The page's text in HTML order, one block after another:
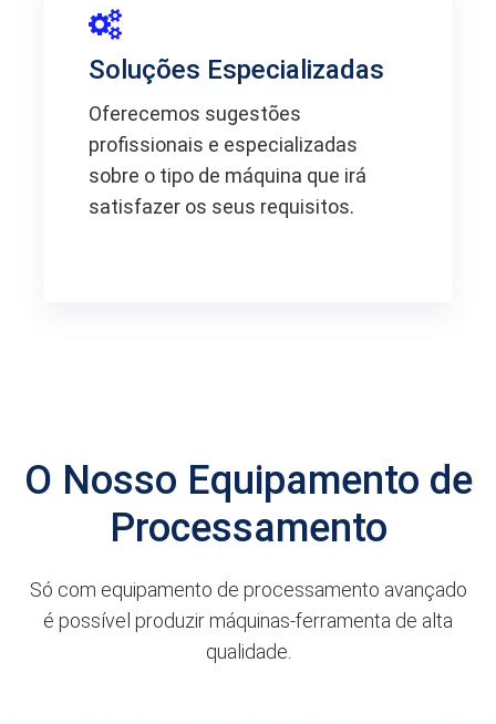
Soluções Especializadas
Oferecemos sugestões
profissionais e especializadas
sobre o tipo de máquina que irá
satisfazer os seus requisitos.
O Nosso Equipamento de
Processamento
Só com equipamento de processamento avançado
é possível produzir máquinas-ferramenta de alta
qualidade.